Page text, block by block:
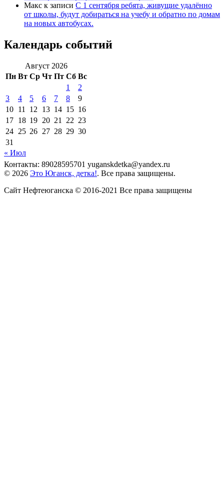
Макс к записи С 1 сентября ребята, живущие удалённо
от школы, будут добираться на учебу и обратно по домам
на новых автобусах.
Календарь событий
Август 2026
Пн Вт Ср Чт Пт Сб Вс
1
2
3
4 5 6 7 8
9
10 11 12 13 14 15 16
17 18 19 20 21 22 23
24 25 26 27 28 29 30
31
« Июл
Контакты: 89028595701 yuganskdetka@yandex.ru
© 2026 Это Юганск, детка!. Все права защищены.
Сайт Нефтеюганска © 2016-2021 Все права защищены